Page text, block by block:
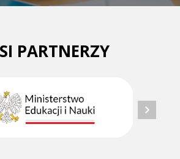
PARTNERZY